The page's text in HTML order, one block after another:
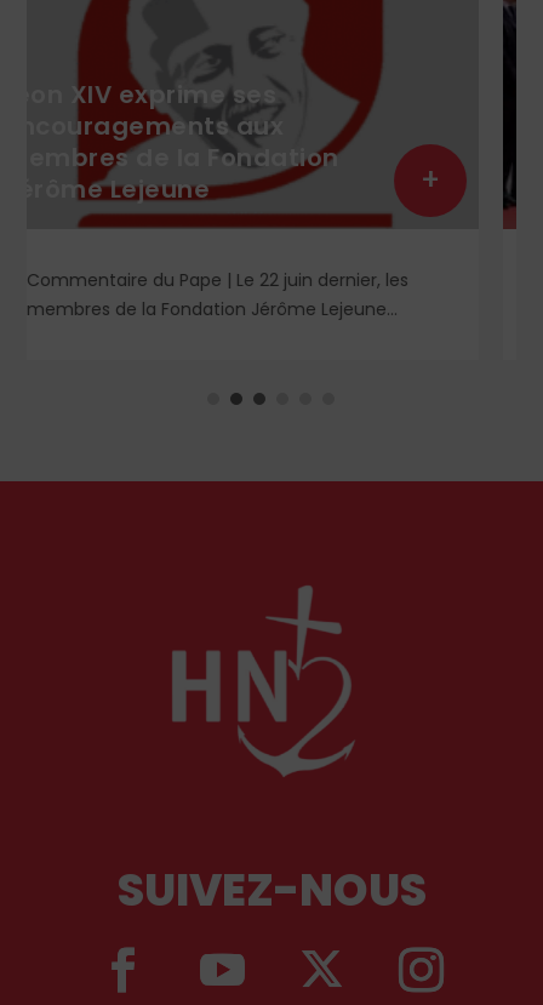
Le drame tragique de la
migration
L’Essentiel de Joël Hautebert | Selon que vous
habitez en Europe ou en Afrique du Sud, aux
événements aux Pays-Bas ou en Irlande
comme l'a rappelé Léon XIV récemment.
+
SUIVEZ-NOUS